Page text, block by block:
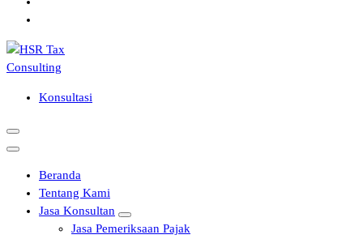
Konsultasi
Beranda
Tentang Kami
Jasa Konsultan
Jasa Pemeriksaan Pajak